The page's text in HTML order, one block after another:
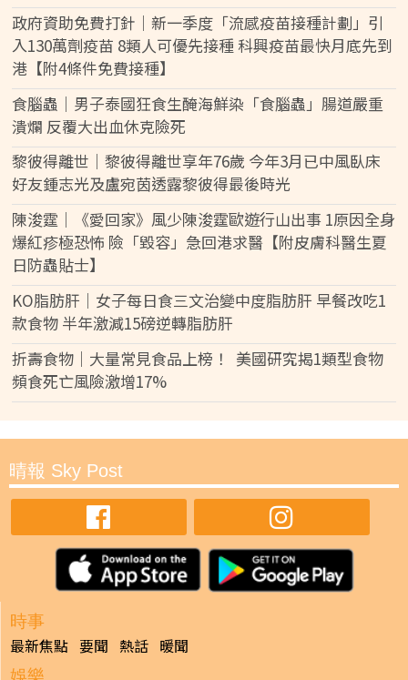
政府資助免費打針｜新一季度「流感疫苗接種計劃」引
入130萬劑疫苗 8類人可優先接種 科興疫苗最快月底先到
港【附4條件免費接種】
食腦蟲｜男子泰國狂食生醃海鮮染「食腦蟲」腸道嚴重
潰爛 反覆大出血休克險死
黎彼得離世｜黎彼得離世享年76歲 今年3月已中風臥床
好友鍾志光及盧宛茵透露黎彼得最後時光
陳浚霆｜《愛回家》風少陳浚霆歐遊行山出事 1原因全身
爆紅疹極恐怖 險「毀容」急回港求醫【附皮膚科醫生夏
日防蟲貼士】
KO脂肪肝｜女子每日食三文治變中度脂肪肝 早餐改吃1
款食物 半年激減15磅逆轉脂肪肝
折壽食物｜大量常見食品上榜！ 美國研究揭1類型食物
頻食死亡風險激增17%
晴報 Sky Post
時事
最新焦點 要聞 熱話 暖聞
娛樂